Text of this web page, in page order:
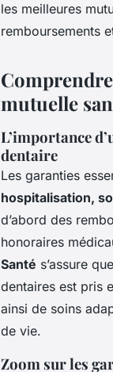
les meilleures
remboursements
mutuelle
L’importance
dentaire
Les garanties
hospitalisation,
d’abord des
honoraires
Santé s’assure
dentaires est pris
ainsi de soins
de vie.
Zoom sur les